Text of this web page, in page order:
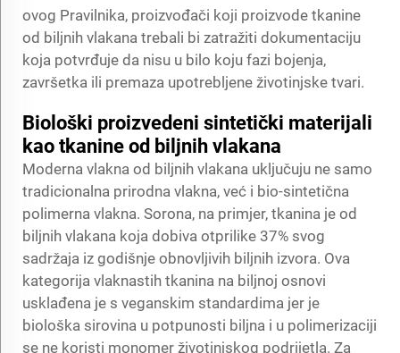
ovog Pravilnika, proizvođači koji proizvode tkanine
od biljnih vlakana trebali bi zatražiti dokumentaciju
koja potvrđuje da nisu u bilo koju fazi bojenja,
završetka ili premaza upotrebljene životinjske tvari.
Biološki proizvedeni sintetički materijali
kao tkanine od biljnih vlakana
Moderna vlakna od biljnih vlakana uključuju ne samo
tradicionalna prirodna vlakna, već i bio-sintetična
polimerna vlakna. Sorona, na primjer, tkanina je od
biljnih vlakana koja dobiva otprilike 37% svog
sadržaja iz godišnje obnovljivih biljnih izvora. Ova
kategorija vlaknastih tkanina na biljnoj osnovi
usklađena je s veganskim standardima jer je
biološka sirovina u potpunosti biljna i u polimerizaciji
se ne koristi monomer životinjskog podrijetla. Za